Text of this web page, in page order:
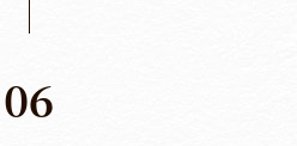
06